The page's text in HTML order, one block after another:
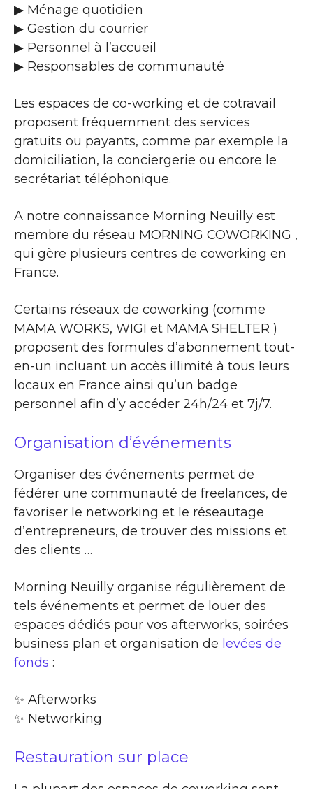
▶​ Ménage quotidien
▶​ Gestion du courrier
▶​ Personnel à l’accueil
▶​ Responsables de communauté
Les espaces de co-working et de cotravail
proposent fréquemment des services
gratuits ou payants, comme par exemple la
domiciliation, la conciergerie ou encore le
secrétariat téléphonique.
A notre connaissance Morning Neuilly est
membre du réseau MORNING COWORKING ,
qui gère plusieurs centres de coworking en
France.
Certains réseaux de coworking (comme
MAMA WORKS, WIGI et MAMA SHELTER )
proposent des formules d’abonnement tout-
en-un incluant un accès illimité à tous leurs
locaux en France ainsi qu’un badge
personnel afin d’y accéder 24h/24 et 7j/7.
Organisation d’événements
Organiser des événements permet de
fédérer une communauté de freelances, de
favoriser le networking et le réseautage
d’entrepreneurs, de trouver des missions et
des clients …
Morning Neuilly organise régulièrement de
tels événements et permet de louer des
espaces dédiés pour vos afterworks, soirées
business plan et organisation de levées de
fonds :
✨​ Afterworks
✨​ Networking
Restauration sur place